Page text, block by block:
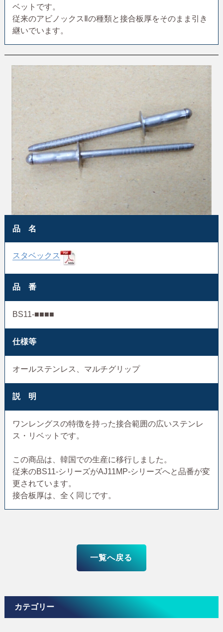
ベットです。
従来のアビノックスⅡの種類と接合板厚をそのまま引き
継いでいます。
品 名
スタベックス
品 番
BS11-■■■■
仕様等
オールステンレス、マルチグリップ
説 明
ワンレングスの特徴を持った接合範囲の広いステンレ
ス・リベットです。
この商品は、韓国での生産に移行しました。
従来のBS11-シリーズがAJ11MP-シリーズへと品番が変
更されています。
接合板厚は、全く同じです。
一覧へ戻る
カテゴリー